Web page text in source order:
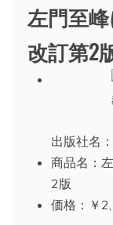
左門至
改訂第2
出版社名
商品名：
2版
価格：￥